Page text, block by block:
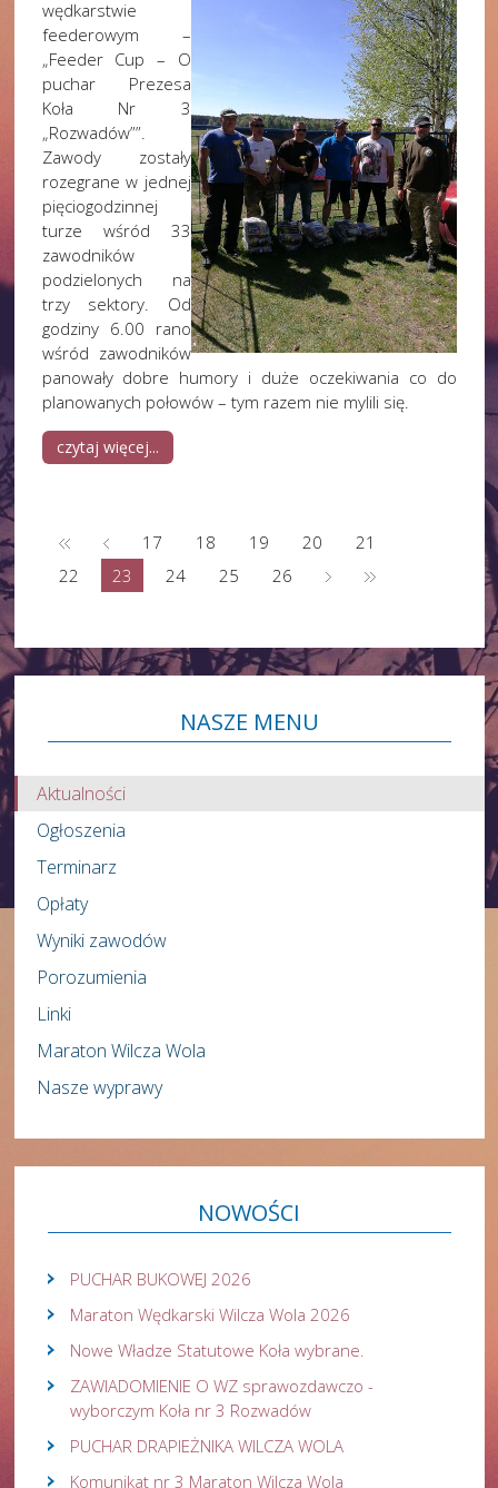
wędkarstwie
feederowym –
„Feeder Cup – O
puchar Prezesa
Koła Nr 3
„Rozwadów””.
Zawody zostały
rozegrane w jednej
pięciogodzinnej
turze wśród 33
zawodników
podzielonych na
trzy sektory. Od
godziny 6.00 rano
wśród zawodników
panowały dobre humory i duże oczekiwania co do
planowanych połowów – tym razem nie mylili się.
czytaj więcej...
17 18 19 20
21
22
23 24 25 26
NASZE MENU
Aktualności
Ogłoszenia
Terminarz
Opłaty
Wyniki zawodów
Porozumienia
Linki
Maraton Wilcza Wola
Nasze wyprawy
NOWOŚCI
PUCHAR BUKOWEJ 2026
Maraton Wędkarski Wilcza Wola 2026
Nowe Władze Statutowe Koła wybrane.
ZAWIADOMIENIE O WZ sprawozdawczo -
wyborczym Koła nr 3 Rozwadów
PUCHAR DRAPIEŻNIKA WILCZA WOLA
Komunikat nr 3 Maraton Wilcza Wola